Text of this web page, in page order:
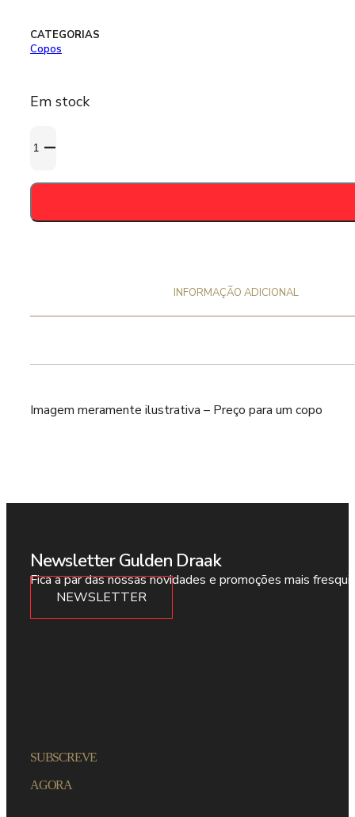
CATEGORIAS
Copos
Em stock
de
Weihenstephaner
50
INFORMAÇÃO ADICIONAL
Imagem meramente ilustrativa – Preço para um copo
Newsletter Gulden Draak
Fica a par das nossas novidades e promoções mais
NEWSLETTER
SUBSCREVE
AGORA